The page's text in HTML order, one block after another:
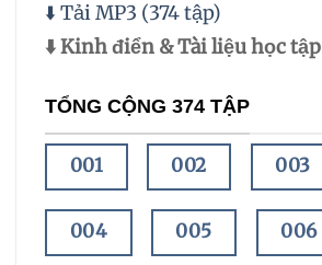
⬇️ Tải MP3 (374 tập)
⬇️ Kinh điển & Tài liệu học tập
TỔNG CỘNG 374 TẬP
001 002 003
004 005 006